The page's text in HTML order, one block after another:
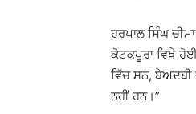
ਹਰਪਾਲ ਸਿੰਘ
ਕੋਟਕਪੂਰਾ ਵਿਖੇ ਹੋਈ
ਵਿੱਚ ਸਨ,
ਨਹੀਂ ਹਨ।”